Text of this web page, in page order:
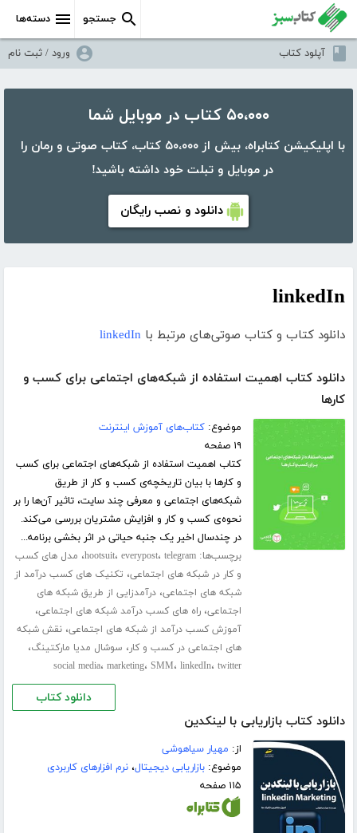
دسته‌ها جستجو
آپلود کتاب ورود / ثبت نام
۵۰،۰۰۰ کتاب در موبایل شما
با اپلیکیشن کتابراه، بیش از ۵۰،۰۰۰ کتاب، کتاب صوتی و رمان را
در موبایل و تبلت خود داشته باشید!
دانلود و نصب رایگان
linkedIn
دانلود کتاب و کتاب صوتی‌های مرتبط با linkedIn
دانلود کتاب اهمیت استفاده از شبکه‌های اجتماعی برای کسب و
کارها
موضوع:کتاب‌های آموزش اینترنت
۱۹ صفحه
کتاب اهمیت استفاده از شبکه‌های اجتماعی برای کسب
و کارها با بیان تاریخچه‌ی کسب و کار از طریق
شبکه‌های اجتماعی و معرفی چند سایت، تاثیر آن‌ها را بر
نحوه‌ی کسب و کار و افزایش مشتریان بررسی می‌کند.
در چندسال اخیر یک جنبه حیاتی در اثر بخشی برنامه...
برچسب‌ها:
hootsuit، everypost، telegram ، مدل های کسب
و کار در شبکه های اجتماعی، تکنیک های کسب درآمد از
شبکه های اجتماعی،درآمدزایی از طریق شبکه های
اجتماعی،راه های کسب درآمد شبکه های اجتماعی،
آموزش کسب درآمد از شبکه های اجتماعی،نقش شبکه
های اجتماعی در کسب و کار، سوشال مدیا مارکتینگ،
social media، marketing، SMM، linkedIn، twitter
دانلود کتاب
دانلود کتاب بازاریابی با لینکدین
از: مهیار سیاهوشی
موضوع:بازاریابی دیجیتال،نرم افزارهای کاربردی
۱۱۵ صفحه